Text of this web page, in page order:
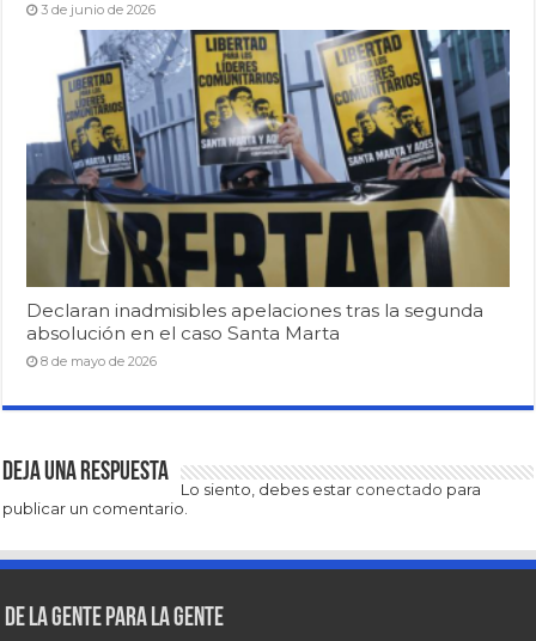
3 de junio de 2026
Declaran inadmisibles apelaciones tras la segunda
absolución en el caso Santa Marta
8 de mayo de 2026
Deja una respuesta
Lo siento, debes estar conectado para
publicar un comentario.
De la gente para la gente